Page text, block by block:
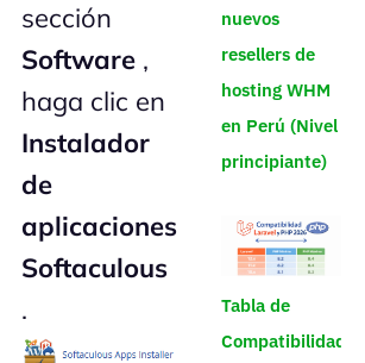
sección
Software ,
haga clic en
Instalador
de
aplicaciones
Softaculous
.
nuevos
resellers de
hosting WHM
en Perú (Nivel
principiante)
Tabla de
Compatibilidad